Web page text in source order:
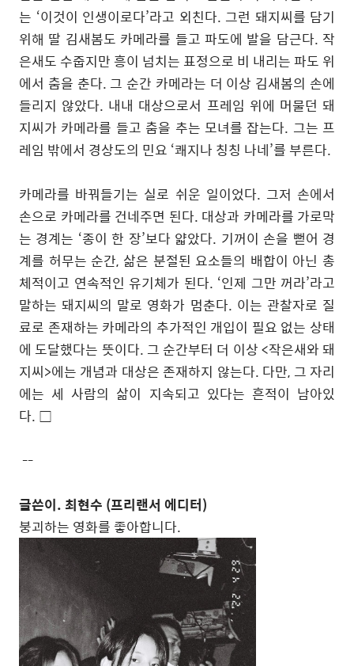
는 ‘이것이 인생이로다’라고 외친다. 그런 돼지씨를 담기
위해 딸 김새봄도 카메라를 들고 파도에 발을 담근다. 작
은새도 수줍지만 흥이 넘치는 표정으로 비 내리는 파도 위
에서 춤을 춘다. 그 순간 카메라는 더 이상 김새봄의 손에
들리지 않았다. 내내 대상으로서 프레임 위에 머물던 돼
지씨가 카메라를 들고 춤을 추는 모녀를 잡는다. 그는 프
레임 밖에서 경상도의 민요 ‘쾌지나 칭칭 나네’를 부른다.
카메라를 바꿔들기는 실로 쉬운 일이었다. 그저 손에서
손으로 카메라를 건네주면 된다. 대상과 카메라를 가로막
는 경계는 ‘종이 한 장’보다 얇았다. 기꺼이 손을 뻗어 경
계를 허무는 순간, 삶은 분절된 요소들의 배합이 아닌 총
체적이고 연속적인 유기체가 된다. ‘인제 그만 꺼라’라고
말하는 돼지씨의 말로 영화가 멈춘다. 이는 관찰자로 질
료로 존재하는 카메라의 추가적인 개입이 필요 없는 상태
에 도달했다는 뜻이다. 그 순간부터 더 이상 <작은새와 돼
지씨>에는 개념과 대상은 존재하지 않는다. 다만, 그 자리
에는 세 사람의 삶이 지속되고 있다는 흔적이 남아있
다. □
--
글쓴이. 최현수 (프리랜서 에디터)
붕괴하는 영화를 좋아합니다.